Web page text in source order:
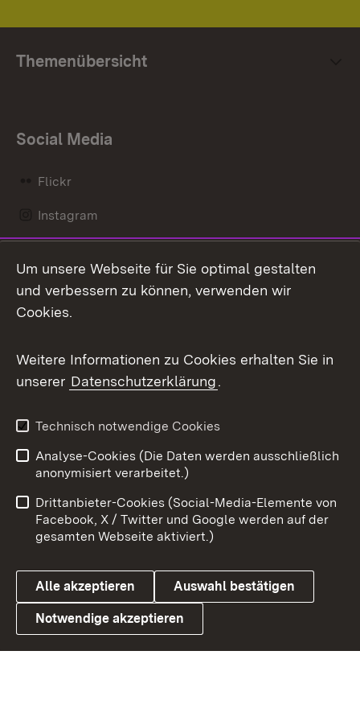
Themenübersicht
Social Media
Flickr
Instagram
Mastodon
Messenger
Social Wall
X / Twitter
Youtube
Link zum Landesportal
Benutzungshinweise
Barrierefreiheit
Datenschutz
Cookies
Um unsere Webseite für Sie optimal gestalten
und verbessern zu können, verwenden wir
Cookies.
Weitere Informationen zu Cookies erhalten Sie in
unserer Datenschutzerklärung.
Technisch notwendige Cookies
Analyse-Cookies (Die Daten werden ausschließlich
anonymisiert verarbeitet.)
Drittanbieter-Cookies (Social-Media-Elemente von
Facebook, X / Twitter und Google werden auf der
gesamten Webseite aktiviert.)
Alle akzeptieren Auswahl bestätigen
Notwendige akzeptieren